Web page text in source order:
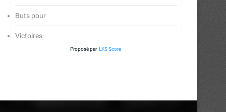
Buts pour
Victoires
Proposé par LKS Score